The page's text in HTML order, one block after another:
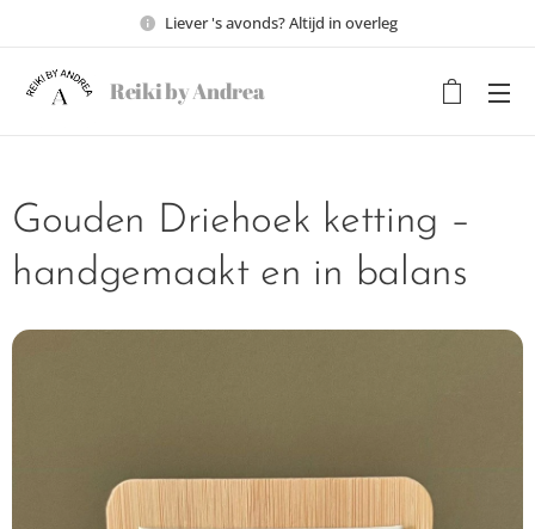
Liever 's avonds? Altijd in overleg
Reiki by Andrea
Gouden Driehoek ketting –
handgemaakt en in balans